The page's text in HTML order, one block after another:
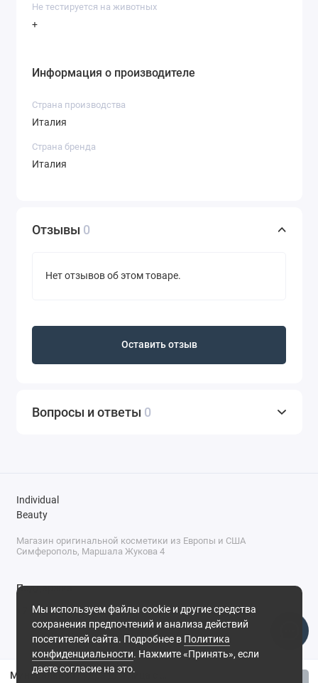
Не тестируется на животных
+
Информация о производителе
Страна производства
Италия
Страна бренда
Италия
Отзывы 0
Нет отзывов об этом товаре.
Оставить отзыв
Вопросы и ответы 0
Мы используем файлы cookie и другие средства
сохранения предпочтений и анализа действий
посетителей сайта. Подробнее в Политика
конфиденциальности. Нажмите «Принять», если
даете согласие на это.
Individual
Beauty
Магазин оригинальной косметики из Европы и США
Симферополь, Маршала Жукова 4
Поддержка
+7 (978) 586-46-46
ПН-ПТ: 9:00 - 18:00
Суббота: 9:00 - 17:00
Воскресенье: выходной
Симферополь, ул. Маршала Жукова, 4